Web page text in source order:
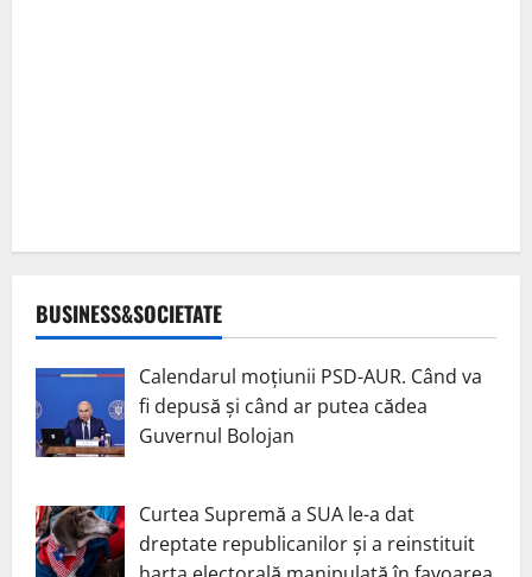
BUSINESS&SOCIETATE
Calendarul moțiunii PSD-AUR. Când va
fi depusă și când ar putea cădea
Guvernul Bolojan
Curtea Supremă a SUA le-a dat
dreptate republicanilor și a reinstituit